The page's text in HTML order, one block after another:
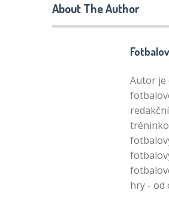
About The Author
Autor je
hry - od